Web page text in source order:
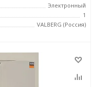
Электронный
1
VALBERG (Россия)